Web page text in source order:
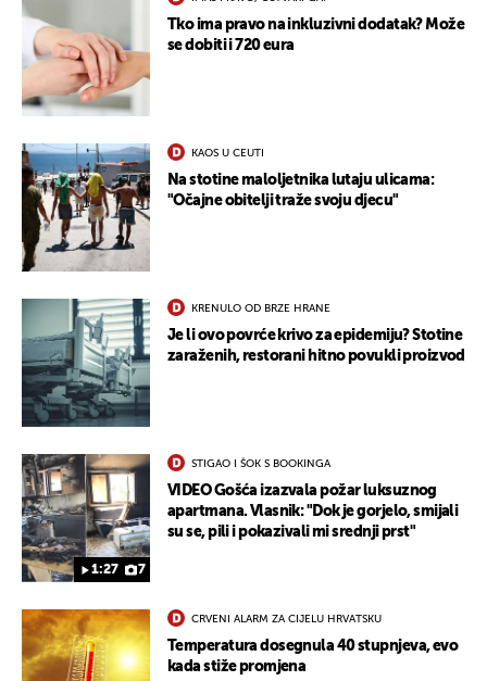
Tko ima pravo na inkluzivni dodatak? Može
se dobiti i 720 eura
KAOS U CEUTI
Na stotine maloljetnika lutaju ulicama:
"Očajne obitelji traže svoju djecu"
KRENULO OD BRZE HRANE
Je li ovo povrće krivo za epidemiju? Stotine
zaraženih, restorani hitno povukli proizvod
1:27 7
STIGAO I ŠOK S BOOKINGA
VIDEO Gošća izazvala požar luksuznog
apartmana. Vlasnik: "Dok je gorjelo, smijali
su se, pili i pokazivali mi srednji prst"
CRVENI ALARM ZA CIJELU HRVATSKU
Temperatura dosegnula 40 stupnjeva, evo
kada stiže promjena